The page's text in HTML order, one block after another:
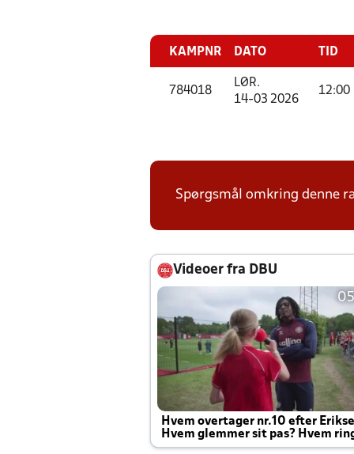
KAMPNR DATO TID
784018
LØR.
14-03 2026
12:00
Spørgsmål omkring denne
Videoer fra DBU
Hvem overtager nr.10 efter
Hvem glemmer sit pas? Hvem
Joachim altid til efter kampe?